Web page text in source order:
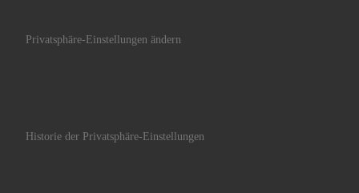
Privatsphäre-Einstellungen ändern
Historie der Privatsphäre-Einstellungen